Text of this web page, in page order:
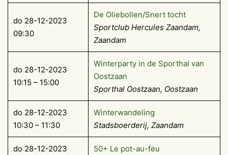
do 28-12-2023
09:30
De Oliebollen/Snert tocht
Sportclub Hercules Zaandam,
Zaandam
do 28-12-2023
10:15 – 15:00
Winterparty in de Sporthal van
Oostzaan
Sporthal Oostzaan, Oostzaan
do 28-12-2023
10:30 – 11:30
Winterwandeling
Stadsboerderij, Zaandam
do 28-12-2023
50+ Le pot-au-feu